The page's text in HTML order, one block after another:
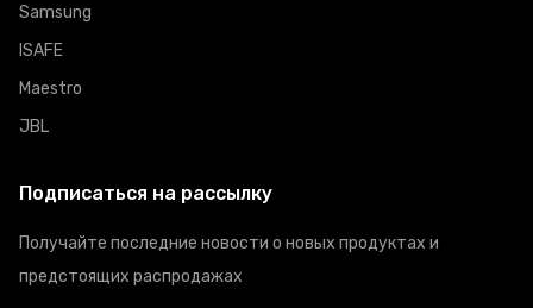
Samsung
ISAFE
Maestro
JBL
Подписаться на рассылку
Получайте последние новости о новых продуктах и
предстоящих распродажах